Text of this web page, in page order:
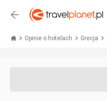
Wstecz
Opinie o hotelach Grecja